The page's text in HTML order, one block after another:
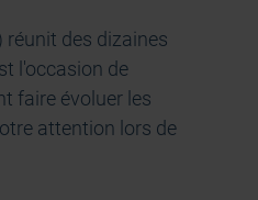
réunit des dizaines
l'occasion de
faire évoluer les
attention lors de